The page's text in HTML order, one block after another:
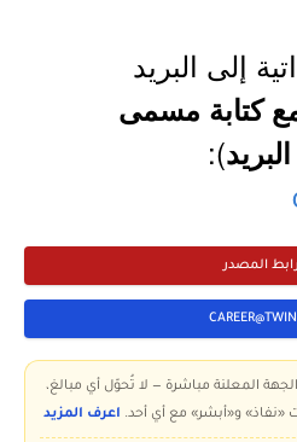
إلى البريد
كتابة مسمى
):
رابط المصدر
المعلنة مباشرة — لا تُحوّل أي مبالغ،
«نفاذ» و«أبشر» مع أي أحد. اعرف المزيد